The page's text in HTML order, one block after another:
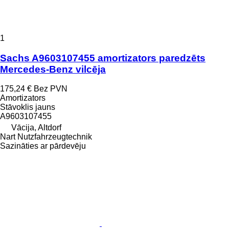
1
Sachs A9603107455 amortizators paredzēts
Mercedes-Benz vilcēja
175,24 € Bez PVN
Amortizators
Stāvoklis jauns
A9603107455
Vācija, Altdorf
Nart Nutzfahrzeugtechnik
Sazināties ar pārdevēju